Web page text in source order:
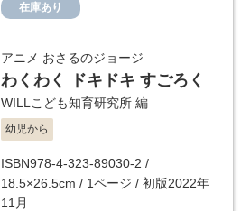
在庫あり
アニメ おさるのジョージ
わくわく ドキドキ すごろく
WILLこども知育研究所 編
幼児から
ISBN978-4-323-89030-2 /
18.5×26.5cm / 1ページ / 初版2022年
11月